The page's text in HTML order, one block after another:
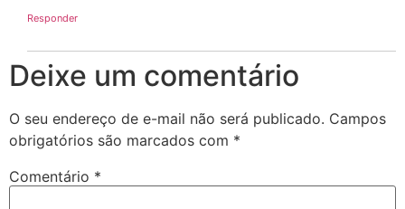
Responder
Deixe um comentário
O seu endereço de e-mail não será publicado. Campos
obrigatórios são marcados com *
Comentário *